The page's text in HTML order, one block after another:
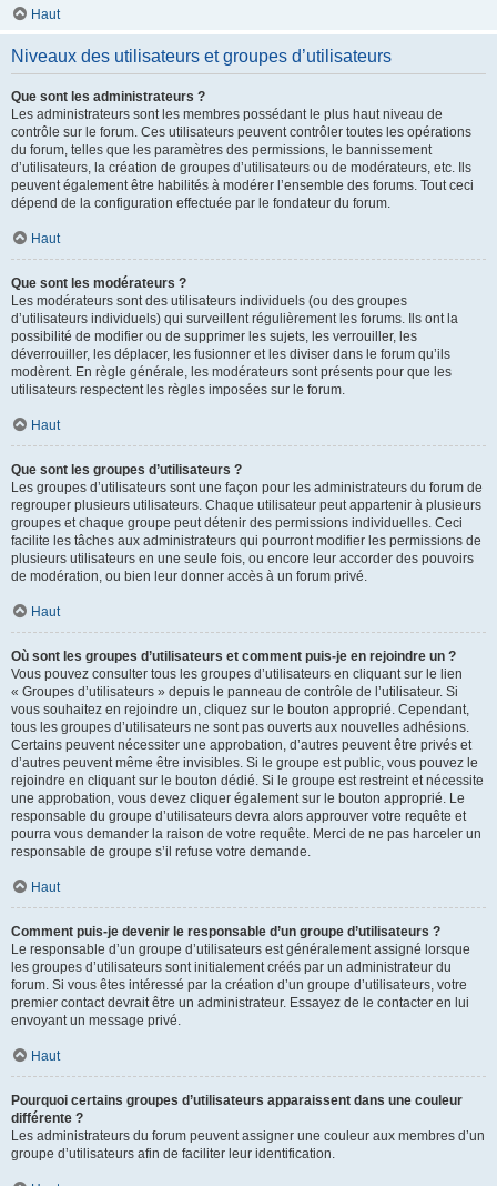
Haut
Niveaux des utilisateurs et groupes d’utilisateurs
Que sont les administrateurs ?
Les administrateurs sont les membres possédant le plus haut niveau de
contrôle sur le forum. Ces utilisateurs peuvent contrôler toutes les opérations
du forum, telles que les paramètres des permissions, le bannissement
d’utilisateurs, la création de groupes d’utilisateurs ou de modérateurs, etc. Ils
peuvent également être habilités à modérer l’ensemble des forums. Tout ceci
dépend de la configuration effectuée par le fondateur du forum.
Haut
Que sont les modérateurs ?
Les modérateurs sont des utilisateurs individuels (ou des groupes
d’utilisateurs individuels) qui surveillent régulièrement les forums. Ils ont la
possibilité de modifier ou de supprimer les sujets, les verrouiller, les
déverrouiller, les déplacer, les fusionner et les diviser dans le forum qu’ils
modèrent. En règle générale, les modérateurs sont présents pour que les
utilisateurs respectent les règles imposées sur le forum.
Haut
Que sont les groupes d’utilisateurs ?
Les groupes d’utilisateurs sont une façon pour les administrateurs du forum de
regrouper plusieurs utilisateurs. Chaque utilisateur peut appartenir à plusieurs
groupes et chaque groupe peut détenir des permissions individuelles. Ceci
facilite les tâches aux administrateurs qui pourront modifier les permissions de
plusieurs utilisateurs en une seule fois, ou encore leur accorder des pouvoirs
de modération, ou bien leur donner accès à un forum privé.
Haut
Où sont les groupes d’utilisateurs et comment puis-je en rejoindre un ?
Vous pouvez consulter tous les groupes d’utilisateurs en cliquant sur le lien
« Groupes d’utilisateurs » depuis le panneau de contrôle de l’utilisateur. Si
vous souhaitez en rejoindre un, cliquez sur le bouton approprié. Cependant,
tous les groupes d’utilisateurs ne sont pas ouverts aux nouvelles adhésions.
Certains peuvent nécessiter une approbation, d’autres peuvent être privés et
d’autres peuvent même être invisibles. Si le groupe est public, vous pouvez le
rejoindre en cliquant sur le bouton dédié. Si le groupe est restreint et nécessite
une approbation, vous devez cliquer également sur le bouton approprié. Le
responsable du groupe d’utilisateurs devra alors approuver votre requête et
pourra vous demander la raison de votre requête. Merci de ne pas harceler un
responsable de groupe s’il refuse votre demande.
Haut
Comment puis-je devenir le responsable d’un groupe d’utilisateurs ?
Le responsable d’un groupe d’utilisateurs est généralement assigné lorsque
les groupes d’utilisateurs sont initialement créés par un administrateur du
forum. Si vous êtes intéressé par la création d’un groupe d’utilisateurs, votre
premier contact devrait être un administrateur. Essayez de le contacter en lui
envoyant un message privé.
Haut
Pourquoi certains groupes d’utilisateurs apparaissent dans une couleur
différente ?
Les administrateurs du forum peuvent assigner une couleur aux membres d’un
groupe d’utilisateurs afin de faciliter leur identification.